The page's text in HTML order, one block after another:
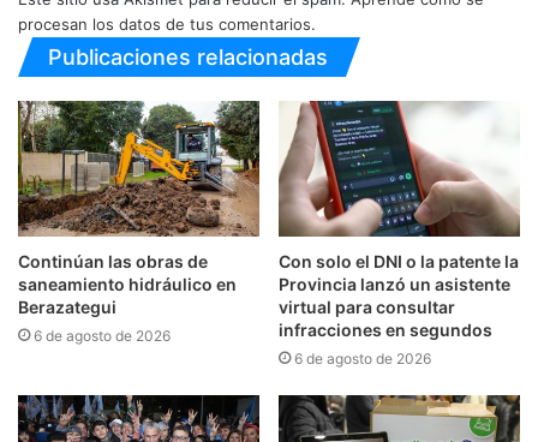
procesan los datos de tus comentarios.
Publicaciones relacionadas
Continúan las obras de
saneamiento hidráulico en
Berazategui
6 de agosto de 2026
Con solo el DNI o la patente la
Provincia lanzó un asistente
virtual para consultar
infracciones en segundos
6 de agosto de 2026